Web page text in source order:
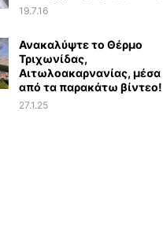
19.7.16
Ανακαλύψτε το Θέρμο
Τριχωνίδας,
Αιτωλοακαρνανίας, μέσα
από τα παρακάτω βίντεο!
27.1.25